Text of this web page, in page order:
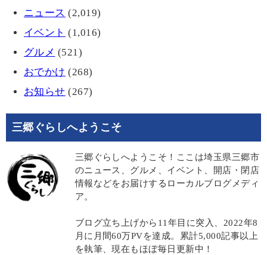
ニュース (2,019)
イベント (1,016)
グルメ (521)
おでかけ (268)
お知らせ (267)
三郷ぐらしへようこそ
三郷ぐらしへようこそ！ここは埼玉県三郷市
のニュース、グルメ、イベント、開店・閉店
情報などをお届けするローカルブログメディ
ア。
ブログ立ち上げから11年目に突入、2022年8
月に月間60万PVを達成。累計5,000記事以上
を執筆、現在もほぼ毎日更新中！